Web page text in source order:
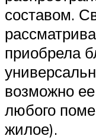
составом.
приобрела
возможно
любого
жилое).